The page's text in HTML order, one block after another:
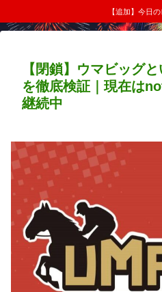
【追加】今日
【閉鎖】ウマビッグ
を徹底検証｜現在は
継続中